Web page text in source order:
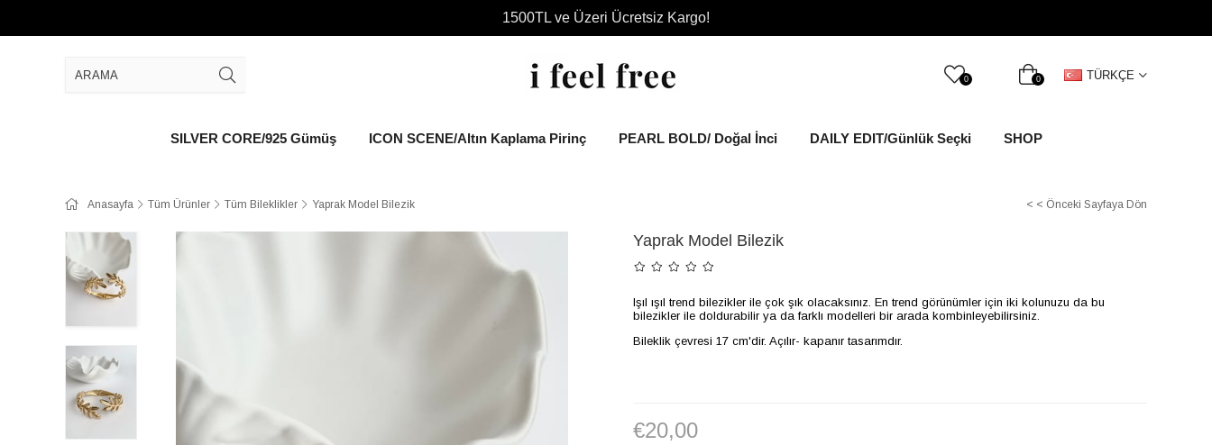
1500TL ve Üzeri Ücretsiz Kargo!
0 0 TÜRKÇE
SILVER CORE/925 Gümüş ICON SCENE/Altın Kaplama Pirinç PEARL BOLD/ Doğal İnci DAILY EDIT/Günlük Seçki SHOP
Anasayfa Tüm Ürünler Tüm Bileklikler Yaprak Model Bilezik < < Önceki Sayfaya Dön
Yaprak Model Bilezik
Işıl ışıl trend bilezikler ile çok şık olacaksınız. En trend görünümler için iki kolunuzu da bu
bilezikler ile doldurabilir ya da farklı modelleri bir arada kombinleyebilirsiniz.
Bileklik çevresi 17 cm'dir. Açılır- kapanır tasarımdır.
€20,00